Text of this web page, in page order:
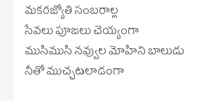
మకరజ్యోతి సంబరాల్ల
సేవలు పూజలు చెయ్యంగా
ముసిముసి నవ్వుల మోహిని బాలుడు
నీతో ముచ్చటలాడంగా